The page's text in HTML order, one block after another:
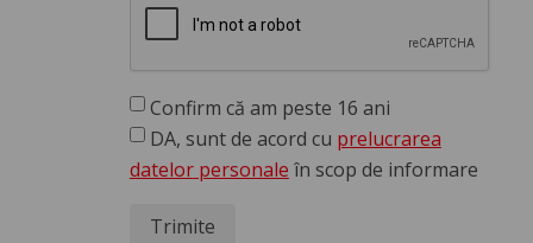
Confirm că am peste 16 ani
DA, sunt de acord cu prelucrarea
datelor personale în scop de informare
Trimite